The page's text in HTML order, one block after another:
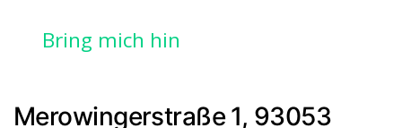
Bring mich hin
Merowingerstraße 1, 93053